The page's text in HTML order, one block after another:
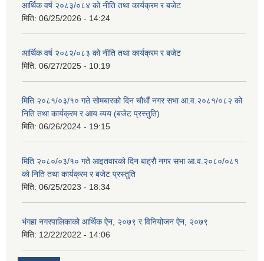
आर्थिक वर्ष २०८३/०८४ को नीति तथा कार्यक्रम र बजेट
मिति: 06/25/2026 - 14:24
आर्थिक वर्ष २०८२/०८३ को नीति तथा कार्यक्रम र बजेट
मिति: 06/27/2025 - 10:19
मिति २०८१/०३/१० गते सोमबारको दिन चौधौं नगर सभा आ.व.२०८१/०८२ को
निति तथा कार्यक्रम र आय व्यय (बजेट प्रस्तुति)
मिति: 06/26/2024 - 19:15
मिति २०८०/०३/१० गते आइतवारको दिन बाह्रौ नगर सभा आ.व.२०८०/०८१
को निति तथा कार्यक्रम र बजेट प्रस्तुति
मिति: 06/25/2023 - 18:34
भंगहा नगरपालिकाको आर्थिक ऐन, २०७९ र विनियोजन ऐन, २०७९
मिति: 12/22/2022 - 14:06